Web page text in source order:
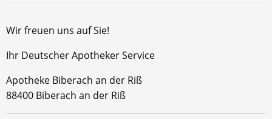
Wir freuen uns auf Sie!
Ihr Deutscher Apotheker Service
Apotheke Biberach an der Riß
88400 Biberach an der Riß